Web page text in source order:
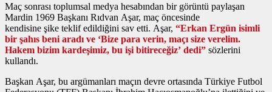
Maç sonrası toplumsal medya hesabından bir görüntü paylaşan
Mardin 1969 Başkanı Rıdvan Aşar, maç öncesinde
kendisine şike teklif edildiğini sav etti. Aşar, “Erkan Ergün isimli
bir şahıs beni aradı ve ‘Bize para verin, maçı size verelim.
Hakem bizim kardeşimiz, bu işi bitireceğiz’ dedi” sözlerini
kullandı.
Başkan Aşar, bu argümanları maçın devre ortasında Türkiye Futbol